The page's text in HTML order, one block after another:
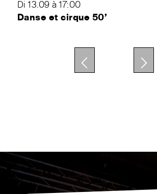
Di 13.09 à 17:00
Danse et cirque 50’